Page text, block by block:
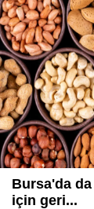
Bursa'da
için geri...